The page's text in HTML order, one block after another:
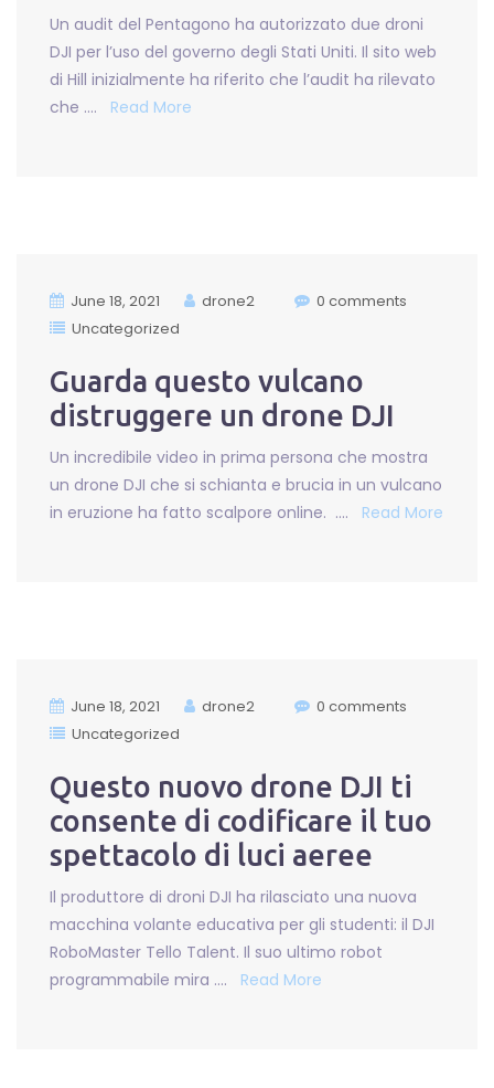
Un audit del Pentagono ha autorizzato due droni
DJI per l’uso del governo degli Stati Uniti. Il sito web
di Hill inizialmente ha riferito che l’audit ha rilevato
che ….
Read More
June 18, 2021 drone2
0 comments
Uncategorized
Guarda questo vulcano
distruggere un drone DJI
Un incredibile video in prima persona che mostra
un drone DJI che si schianta e brucia in un vulcano
in eruzione ha fatto scalpore online. ….
Read More
June 18, 2021 drone2
0 comments
Uncategorized
Questo nuovo drone DJI ti
consente di codificare il tuo
spettacolo di luci aeree
Il produttore di droni DJI ha rilasciato una nuova
macchina volante educativa per gli studenti: il DJI
RoboMaster Tello Talent. Il suo ultimo robot
programmabile mira ….
Read More